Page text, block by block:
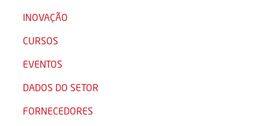
INOVAÇÃO
CURSOS
EVENTOS
DADOS DO SETOR
FORNECEDORES